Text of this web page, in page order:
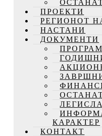
ПРОЕКТИ
РЕГИОНОТ
НАСТАНИ
ДОКУМЕНТИ
КАРАКТЕР
КОНТАКТ